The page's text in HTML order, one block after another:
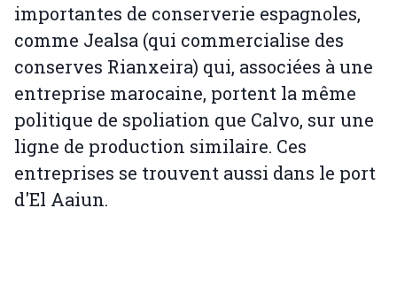
importantes de conserverie espagnoles,
comme Jealsa (qui commercialise des
conserves Rianxeira) qui, associées à une
entreprise marocaine, portent la même
politique de spoliation que Calvo, sur une
ligne de production similaire. Ces
entreprises se trouvent aussi dans le port
d'El Aaiun.